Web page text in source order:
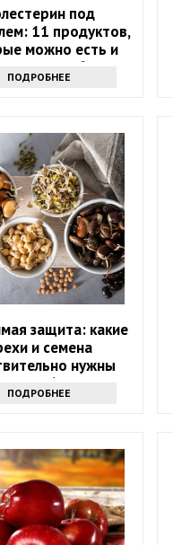
под
11 продуктов,
можно есть и
стоит избегать
ПОДРОБНЕЕ
защита: какие
и семена
нужны
после 60?
ПОДРОБНЕЕ